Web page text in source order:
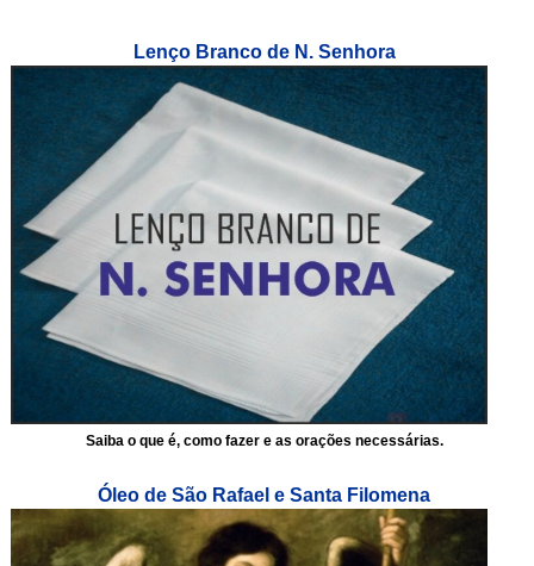
Lenço Branco de N. Senhora
Saiba o que é, como fazer e as orações necessárias.
Óleo de São Rafael e Santa Filomena